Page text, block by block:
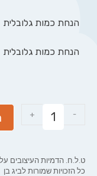
הנחת כמות גלובלית
הנחת כמות גלובלית
-
+
ט.ל.ח. הדמיות העיצובים
כל הזכויות שמורות לביג בן